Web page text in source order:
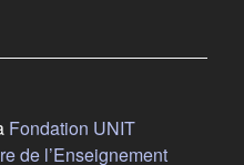
nouvel onglet)
Fondation UNIT(s'ouvre
de l’Enseignement